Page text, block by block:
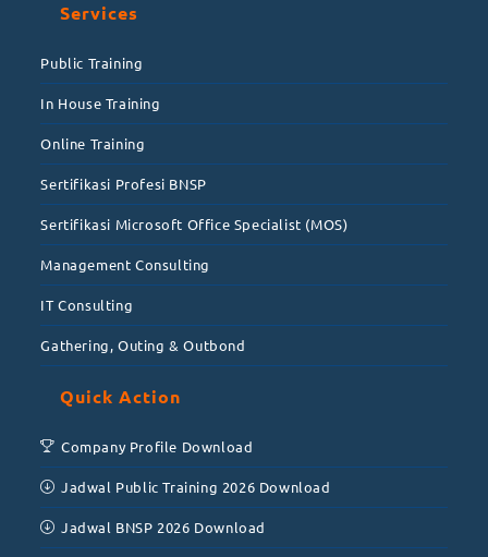
Services
Public Training
In House Training
Online Training
Sertifikasi Profesi BNSP
Sertifikasi Microsoft Office Specialist (MOS)
Management Consulting
IT Consulting
Gathering, Outing & Outbond
Quick Action
Company Profile Download
Jadwal Public Training 2026 Download
Jadwal BNSP 2026 Download